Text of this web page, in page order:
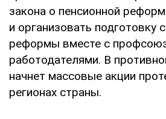
закона о пенсионной
и организовать подготовку
реформы вместе с
работодателями. В
начнет массовые акции
регионах страны.